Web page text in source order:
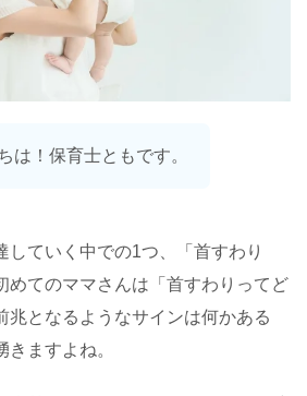
は！保育士ともです。
していく中での1つ、「首すわり
めてのママさんは「首すわりってど
兆となるようなサインは何かある
ますよね。